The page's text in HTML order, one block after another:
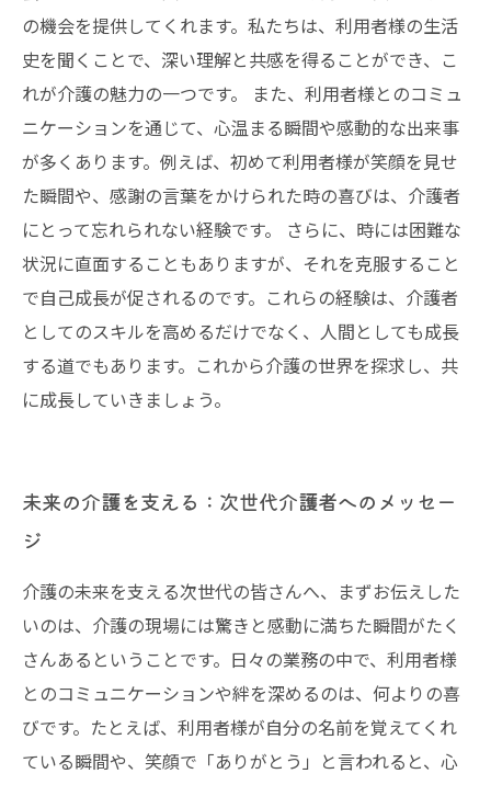
の機会を提供してくれます。私たちは、利用者様の生活
史を聞くことで、深い理解と共感を得ることができ、こ
れが介護の魅力の一つです。 また、利用者様とのコミュ
ニケーションを通じて、心温まる瞬間や感動的な出来事
が多くあります。例えば、初めて利用者様が笑顔を見せ
た瞬間や、感謝の言葉をかけられた時の喜びは、介護者
にとって忘れられない経験です。 さらに、時には困難な
状況に直面することもありますが、それを克服すること
で自己成長が促されるのです。これらの経験は、介護者
としてのスキルを高めるだけでなく、人間としても成長
する道でもあります。これから介護の世界を探求し、共
に成長していきましょう。
未来の介護を支える：次世代介護者へのメッセー
ジ
介護の未来を支える次世代の皆さんへ、まずお伝えした
いのは、介護の現場には驚きと感動に満ちた瞬間がたく
さんあるということです。日々の業務の中で、利用者様
とのコミュニケーションや絆を深めるのは、何よりの喜
びです。たとえば、利用者様が自分の名前を覚えてくれ
ている瞬間や、笑顔で「ありがとう」と言われると、心